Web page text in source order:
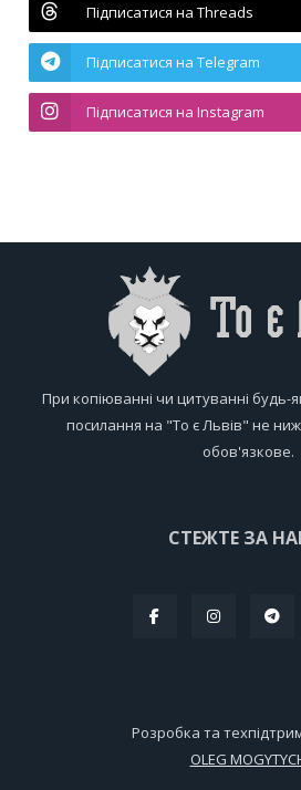
Підписатися на Threads
Підписатися на Telegram
Підписатися на Instagram
При копіюванні чи цитуванні будь-
посилання на "То є Львів" не
обов'язкове.
СТЕЖТЕ ЗА
Розробка та
OLEG